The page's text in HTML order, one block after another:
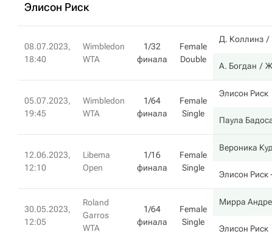
Элисон Риск
08.07.2023,
18:40
Wimbledon
WTA
1/32
финала
Female
Double
Д. Коллинз
А. Богдан
05.07.2023,
19:45
Wimbledon
WTA
1/64
финала
Female
Single
Элисон Риск
Паула
12.06.2023,
12:10
Libema
Open
1/16
финала
Female
Single
Вероника
Элисон Риск
30.05.2023,
12:05
Roland
Garros
WTA
1/64
финала
Female
Single
Мирра
Элисон Риск